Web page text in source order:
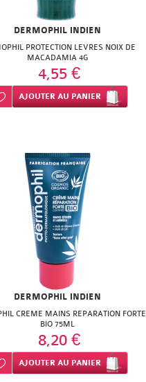
DERMOPHIL INDIEN
PROTECTION LEVRES NOIX DE
MACADAMIA 4G
4,55 €
Ajouter à ma liste d’envie
AJOUTER AU PANIER
DERMOPHIL INDIEN
CREME MAINS REPARATION FORTE
BIO 75ML
8,20 €
Ajouter à ma liste d’envie
AJOUTER AU PANIER